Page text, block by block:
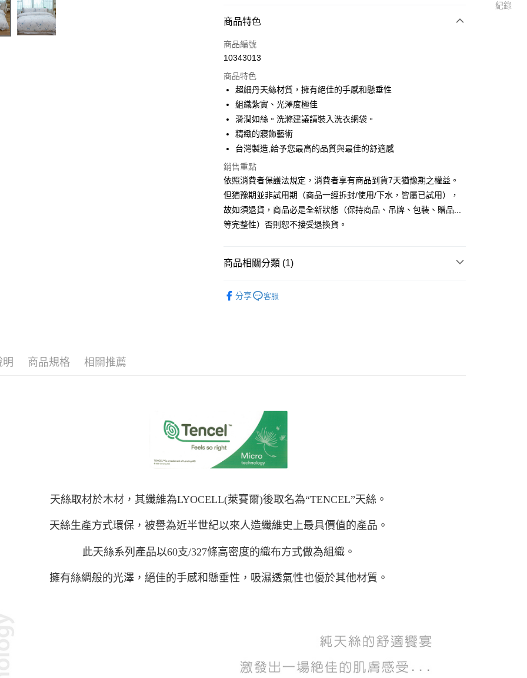
付款方式
信用卡一次付款
3 期 0 利率 每期 NT$2,213
合作金庫商業銀行
華南商業銀行
彰化商業銀行
國泰世華商業銀行
臺灣中小企業銀行
台中商業銀行
匯豐（台灣）商業銀行
聯邦商業銀行
遠東國際商業銀行
玉山商業銀行
星展（台灣）商業銀行
台新國際商業銀行
中國信託商業銀行
台灣樂天信用卡公司
6 期 0 利率 每期NT$1,106
合作金庫商業銀行
第一商業銀行
華南商業銀行
上海商業儲蓄銀行
台北富邦商業銀行
臺灣中小企業銀行
匯豐（台灣）商業銀行
華泰商業銀行
聯邦商業銀行
遠東國際商業銀行
元大商業銀行
永豐商業銀行
台新國際商業銀行
LINE Pay
Apple Pay
悠遊付
ATM付款
非床墊商品，一般宅配
商品特色
商品編號
10343013
商品特色
超細丹天絲材質，擁有絕佳的手感和懸垂性
組織紮實、光澤度極佳
滑潤如絲。洗滌建議請裝入洗衣網袋。
精緻的寢飾藝術
台灣製造,給予您最高的品質與最佳的舒適感
銷售重點
依照消費者保護法規定，消費者享有商品到貨7天猶豫期之權益。
但猶豫期並非試用期（商品一經拆封/使用/下水，皆屬已試用），
故如須退貨，商品必是全新狀態（保持商品、吊牌、包裝、贈品...
等完整性）否則恕不接受退換貨。
商品相關分類 (1)
分享
客服
明 商品規格 相關推薦
天絲取材於木材，其纖維為LYOCELL(萊賽爾)後取名為“TENCEL”天絲。
天絲生產方式環保，被譽為近半世紀以來人造纖維史上最具價值的產品。
此天絲系列產品以60支/327條高密度的織布方式做為組織。
擁有絲綢般的光澤，絕佳的手感和懸垂性，吸濕透氣性也優於其他材質。
紀錄